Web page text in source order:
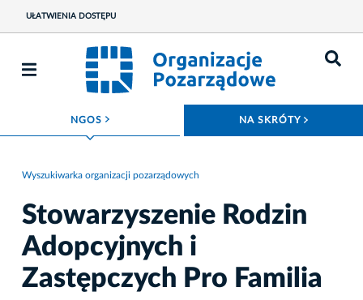
UŁATWIENIA DOSTĘPU
NGOS ROZWIŃ MENU NA SKRÓTY
Wyszukiwarka organizacji pozarządowych
Stowarzyszenie Rodzin
Adopcyjnych i
Zastępczych Pro Familia